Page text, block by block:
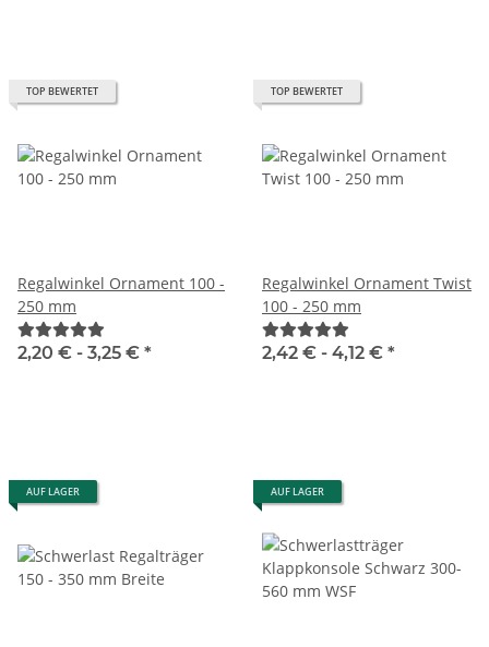
TOP BEWERTET
Regalwinkel Ornament 100 -
250 mm
2,20 € - 3,25 € *
TOP BEWERTET
Regalwinkel Ornament Twist
100 - 250 mm
2,42 € - 4,12 € *
AUF LAGER AUF LAGER